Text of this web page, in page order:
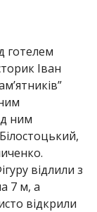
готелем
Іван
ним
відлили з
7 м, а
відкрили